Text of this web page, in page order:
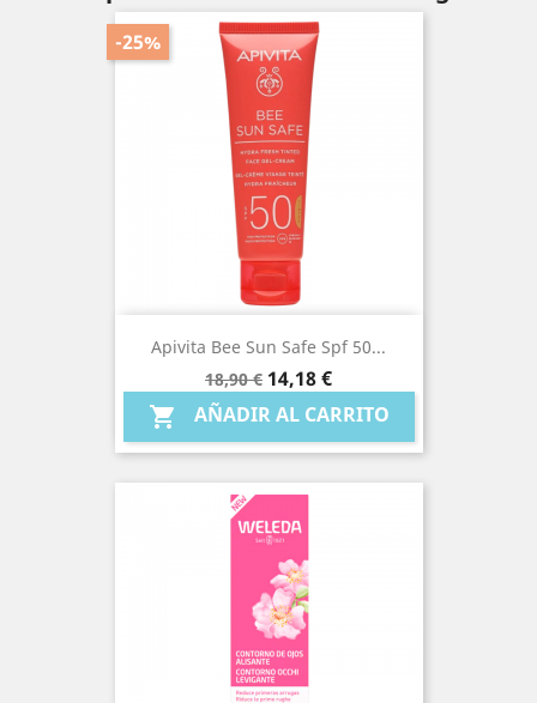
Apivita Bee Sun Safe Spf 50...
Precio
base
18,90 €
-25%
Precio
14,18 €
 AÑADIR AL CARRITO